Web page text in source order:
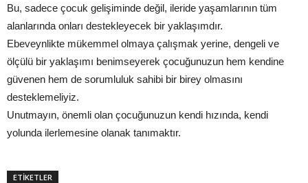
Bu, sadece çocuk gelişiminde değil, ileride yaşamlarının tüm
alanlarında onları destekleyecek bir yaklaşımdır.
Ebeveynlikte mükemmel olmaya çalışmak yerine, dengeli ve
ölçülü bir yaklaşımı benimseyerek çocuğunuzun hem kendine
güvenen hem de sorumluluk sahibi bir birey olmasını
desteklemeliyiz.
Unutmayın, önemli olan çocuğunuzun kendi hızında, kendi
yolunda ilerlemesine olanak tanımaktır.
ETİKETLER